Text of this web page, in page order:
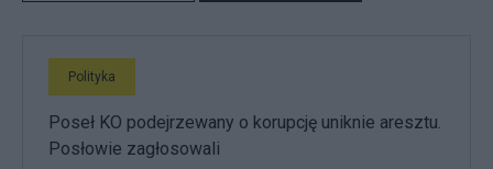
Polityka
Poseł KO podejrzewany o korupcję uniknie aresztu.
Posłowie zagłosowali